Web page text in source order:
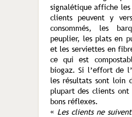
signalétique affiche
clients peuvent y
consommés, les
peuplier, les plats en
et les serviettes en
ce qui est
biogaz. Si l’effort de
les résultats sont loin
plupart des clients
bons réflexes.
« Les clients ne